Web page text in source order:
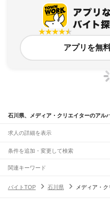
アプリを無
石川県、メディア・クリエイターのアル
求人の詳細を表示
条件を追加・変更して検索
市区町村を追加・変更
石川県すべて
駅を追加・変更
関連キーワード
石川県 作家 石川県 金沢市 メディア
バイトTOP 石川県 メディア・